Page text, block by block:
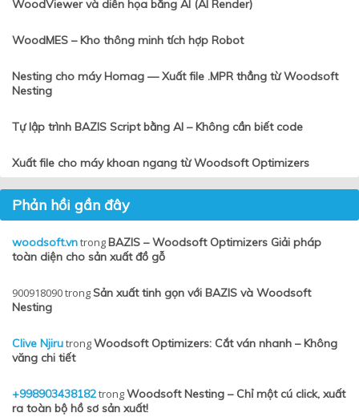
WoodViewer và diễn họa bằng AI (AI Render)
WoodMES – Kho thông minh tích hợp Robot
Nesting cho máy Homag — Xuất file .MPR thẳng từ Woodsoft
Nesting
Tự lập trình BAZIS Script bằng AI – Không cần biết code
Xuất file cho máy khoan ngang từ Woodsoft Optimizers
Phản hồi gần đây
woodsoft.vntrongBAZIS – Woodsoft Optimizers Giải pháp
toàn diện cho sản xuất đồ gỗ
900918090trongSản xuất tinh gọn với BAZIS và Woodsoft
Nesting
Clive NjirutrongWoodsoft Optimizers: Cắt ván nhanh – Không
văng chi tiết
+998903438182trongWoodsoft Nesting – Chỉ một cú click, xuất
ra toàn bộ hồ sơ sản xuất!